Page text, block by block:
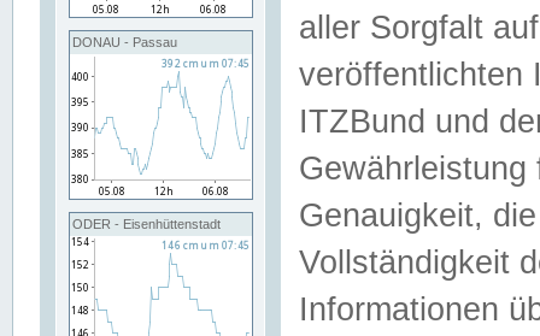
DONAU - Passau
ODER - Eisenhüttenstadt
aller Sorgfalt
veröffentlichten
ITZBund und
Genauigkeit,
Vollständigkeit
Informationen